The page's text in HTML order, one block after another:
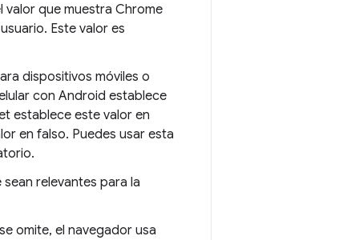
valor que muestra Chrome
Este valor es
dispositivos móviles o
con Android establece
establece este valor en
en falso. Puedes usar esta
relevantes para la
omite, el navegador usa